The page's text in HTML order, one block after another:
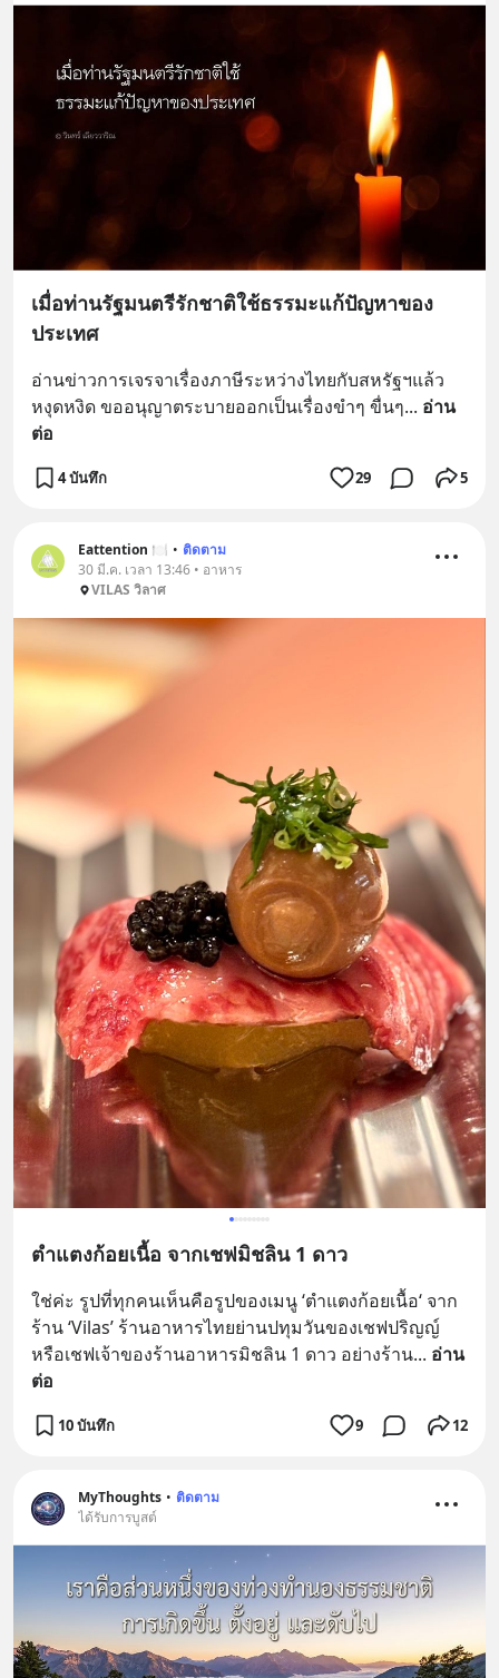
เมื่อท่านรัฐมนตรีรักชาติใช้ธรรมะแก้ปัญหาของ
ประเทศ
อ่านข่าวการเจรจาเรื่องภาษีระหว่างไทยกับสหรัฐฯแล้ว
หงุดหงิด ขออนุญาตระบายออกเป็นเรื่องขำๆ ขื่นๆ... อ่าน
ต่อ
4 บันทึก 29 5
Eattention 🍽 • ติดตาม
30 มี.ค. เวลา 13:46 • อาหาร
VILAS วิลาศ
ตำแตงก้อยเนื้อ จากเชฟมิชลิน 1 ดาว
ใช่ค่ะ รูปที่ทุกคนเห็นคือรูปของเมนู ‘ตำแตงก้อยเนื้อ‘ จาก
ร้าน ‘Vilas’ ร้านอาหารไทยย่านปทุมวันของเชฟปริญญ์
หรือเชฟเจ้าของร้านอาหารมิชลิน 1 ดาว อย่างร้าน... อ่าน
ต่อ
10 บันทึก 9 12
MyThoughts • ติดตาม
ได้รับการบูสต์